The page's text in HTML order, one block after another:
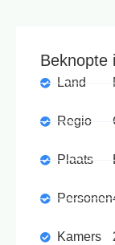
Beknopte
Land
Regio
Plaats
Personen
Kamers